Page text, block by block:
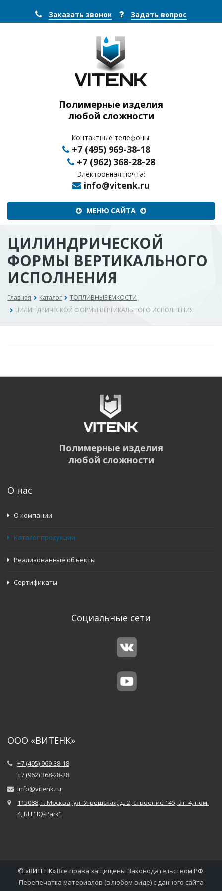
Заказать звонок Задать вопрос
Полимерные изделия
любой сложности
Контактные телефоны:
+7 (495) 969-38-18
+7 (962) 368-28-28
Электронная почта:
info@vitenk.ru
МЕНЮ САЙТА Меню
сайта
ЦИЛИНДРИЧЕСКОЙ
ФОРМЫ ВЕРТИКАЛЬНОГО
ИСПОЛНЕНИЯ
Главная Каталог
ТОПЛИВНЫЕ ЕМКОСТИ
ЦИЛИНДРИЧЕСКОЙ ФОРМЫ ВЕРТИКАЛЬНОГО ИСПОЛНЕНИЯ
Полимерные изделия
любой сложности
О нас
О компании
Каталог продукции
Реализованные объекты
Сертификаты
Социальные сети
ООО «ВИТЕНК»
+7 (495) 969-38-18
+7 (962) 368-28-28
info@vitenk.ru
115088, г. Москва, ул. Угрешская, д. 2, строение 145, эт. 4, пом.
4, БЦ "IQ-Park"
© «ВИТЕНК»Все права защищены Законодательством РФ.
Перепечатка материалов (в любом виде) с данного сайта